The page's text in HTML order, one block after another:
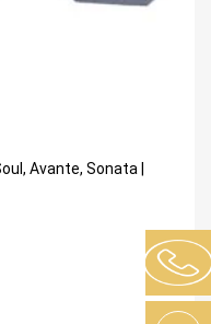
Avante, Sonata |